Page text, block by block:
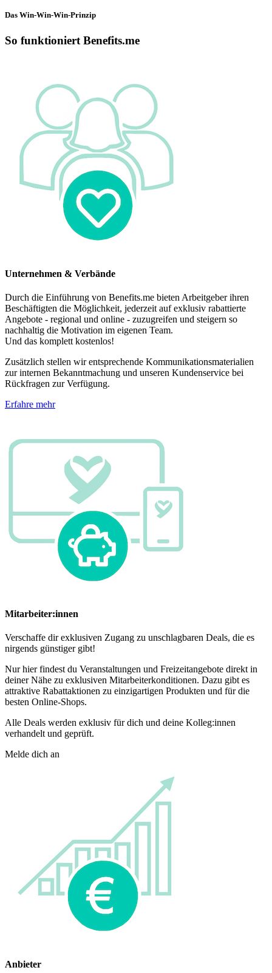
Das Win-Win-Win-Prinzip
So funktioniert Benefits.me
Unternehmen & Verbände
Durch die Einführung von Benefits.me bieten Arbeitgeber ihren
Beschäftigten die Möglichkeit, jederzeit auf exklusiv rabattierte
Angebote - regional und online - zuzugreifen und steigern so
nachhaltig die Motivation im eigenen Team.
Und das komplett kostenlos!
Zusätzlich stellen wir entsprechende Kommunikationsmaterialien
zur internen Bekanntmachung und unseren Kundenservice bei
Rückfragen zur Verfügung.
Erfahre mehr
Mitarbeiter:innen
Verschaffe dir exklusiven Zugang zu unschlagbaren Deals, die es
nirgends günstiger gibt!
Nur hier findest du Veranstaltungen und Freizeitangebote direkt in
deiner Nähe zu exklusiven Mitarbeiterkonditionen. Dazu gibt es
attraktive Rabattaktionen zu einzigartigen Produkten und für die
besten Online-Shops.
Alle Deals werden exklusiv für dich und deine Kolleg:innen
verhandelt und geprüft.
Melde dich an
Anbieter